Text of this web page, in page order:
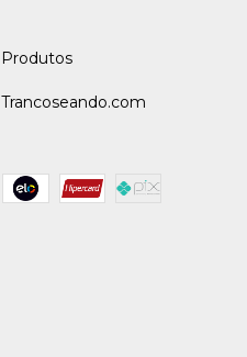
Produtos
Trancoseando.com